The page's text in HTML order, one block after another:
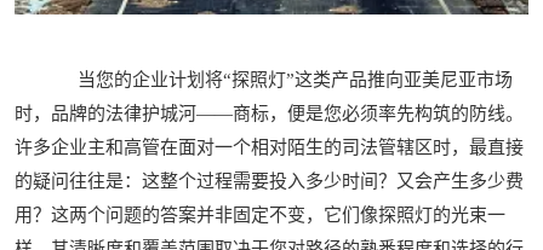
当您的企业计划将“探照灯”这类产品推向亚美尼亚市场
时，品牌的法律护城河——商标，便是您必须率先构筑的防线。
许多企业主和高管在面对一个相对陌生的司法管辖区时，最直接
的疑问往往是：这整个过程需要投入多少时间？又会产生多少费
用？这两个问题的答案并非固定不变，它们像探照灯的光束一